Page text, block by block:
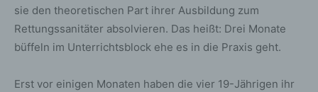
sie den theoretischen Part ihrer Ausbildung zum
Rettungssanitäter absolvieren. Das heißt: Drei Monate
büffeln im Unterrichtsblock ehe es in die Praxis geht.
Erst vor einigen Monaten haben die vier 19-Jährigen ihr